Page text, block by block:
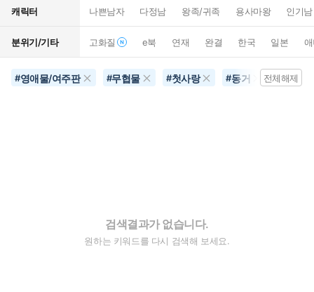
캐릭터 나쁜남자 다정남 왕족/귀족 용사마왕 인기남
분위기/기타 고화질 e북 연재 완결 한국 일본
#영애물/여주판 #무협물 #첫사랑 #동거 #초능력
전체해제
검색결과가 없습니다.
원하는 키워드를 다시 검색해 보세요.